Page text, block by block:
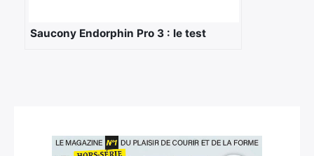
Saucony Endorphin Pro 3 : le test